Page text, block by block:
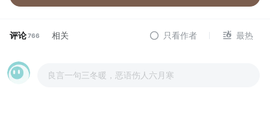
评论766 相关 只看作者 最热
良言一句三冬暖，恶语伤人六月寒